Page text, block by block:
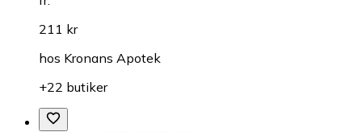
211 kr
hos Kronans Apotek
+22 butiker